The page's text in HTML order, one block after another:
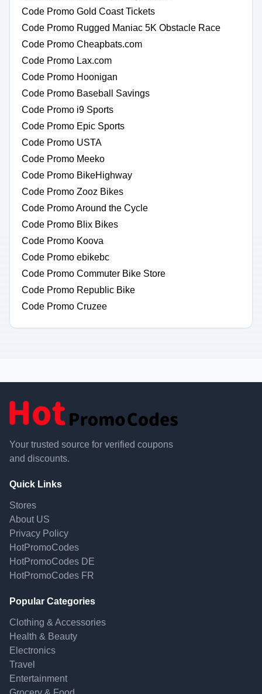
Code Promo Gold Coast Tickets
Code Promo Rugged Maniac 5K Obstacle Race
Code Promo Cheapbats.com
Code Promo Lax.com
Code Promo Hoonigan
Code Promo Baseball Savings
Code Promo i9 Sports
Code Promo Epic Sports
Code Promo USTA
Code Promo Meeko
Code Promo BikeHighway
Code Promo Zooz Bikes
Code Promo Around the Cycle
Code Promo Blix Bikes
Code Promo Koova
Code Promo ebikebc
Code Promo Commuter Bike Store
Code Promo Republic Bike
Code Promo Cruzee
Your trusted source for verified coupons
and discounts.
Quick Links
Stores
About US
Privacy Policy
HotPromoCodes
HotPromoCodes DE
HotPromoCodes FR
Popular Categories
Clothing & Accessories
Health & Beauty
Electronics
Travel
Entertainment